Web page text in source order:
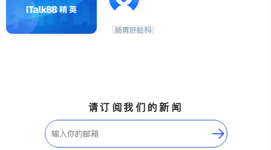
肠胃肝脏科
请订阅我们的新闻